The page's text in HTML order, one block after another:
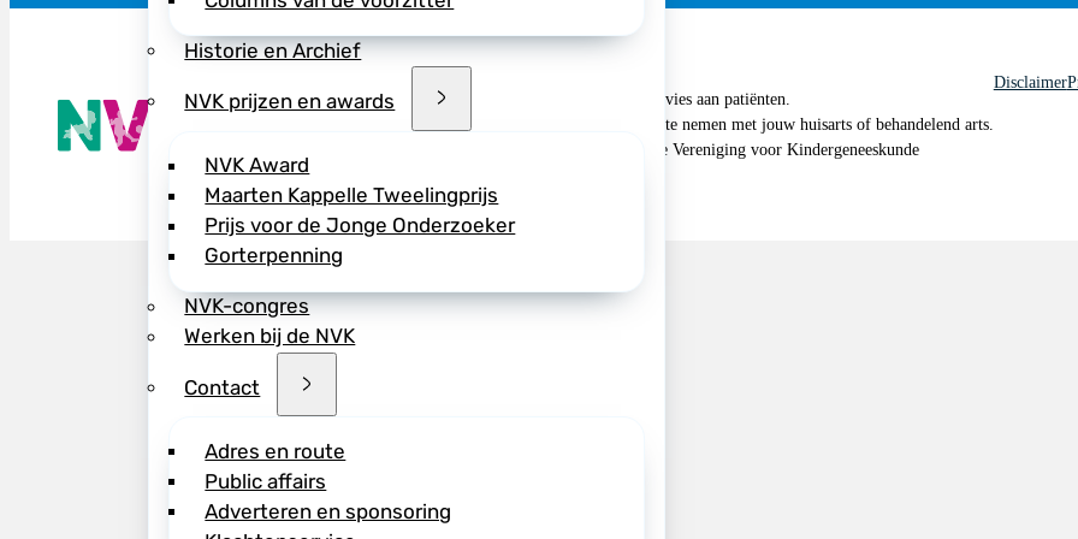
Historie en Archief
NVK prijzen en awards
NVK Award
Maarten Kappelle Tweelingprijs
Prijs voor de Jonge Onderzoeker
Gorterpenning
NVK-congres
Werken bij de NVK
Contact
Adres en route
Public affairs
Adverteren en sponsoring
De NVK geeft geen medisch advies aan patiënten.
Wij adviseren je om contact op te nemen met jouw huisarts of behandelend arts.
Copyright © 2026, Nederlandse Vereniging voor Kindergeneeskunde
Disclaimer